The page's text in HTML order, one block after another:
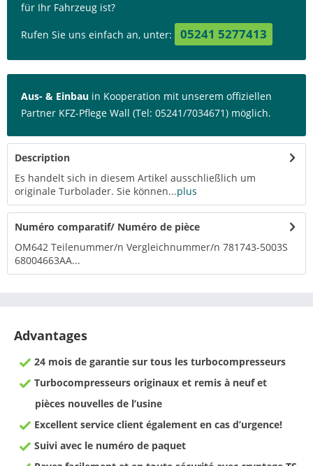
für Ihr Fahrzeug ist?
Rufen Sie uns einfach an, unter: 05241 5277413
Aus- & Einbau in Kooperation mit unserem offiziellen
Partner KFZ-Pflege Wall (Tel: 05241/7034671) möglich.
Description
Es handelt sich in diesem Artikel ausschließlich um
originale Turbolader. Sie können...plus
Numéro comparatif/ Numéro de pièce
OM642 Teilenummer/n Vergleichnummer/n 781743-5003S
68004663AA...
Advantages
24 mois de garantie sur tous les turbocompresseurs
Turbocompresseurs originaux et remis à neuf et
pièces nouvelles de l’usine
Excellent service client également en cas d’urgence!
Suivi avec le numéro de paquet